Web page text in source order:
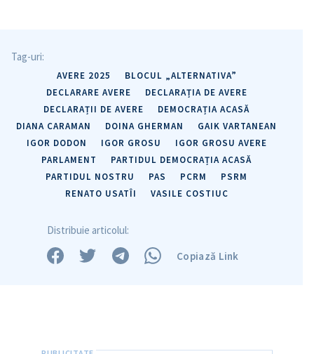
Tag-uri:
AVERE 2025
BLOCUL „ALTERNATIVA”
DECLARARE AVERE
DECLARAȚIA DE AVERE
DECLARAȚII DE AVERE
DEMOCRAȚIA ACASĂ
DIANA CARAMAN
DOINA GHERMAN
GAIK VARTANEAN
IGOR DODON
IGOR GROSU
IGOR GROSU AVERE
PARLAMENT
PARTIDUL DEMOCRAȚIA ACASĂ
PARTIDUL NOSTRU
PAS PCRM
PSRM
RENATO USATÎI
VASILE COSTIUC
Distribuie articolul:
Copiază Link